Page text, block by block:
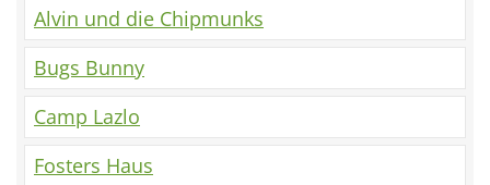
Alvin und die Chipmunks
Bugs Bunny
Camp Lazlo
Fosters Haus